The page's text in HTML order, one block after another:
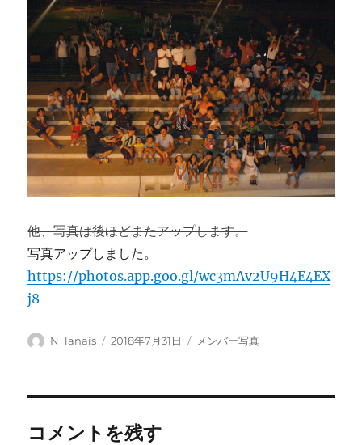
他、写真は後ほどまたアップします。
写真アップしました。
https://photos.app.goo.gl/wc3mAv2U9H4E4EX
j8
投
N_lanais
投
2018年7月31日
カ
メンバー写真
コメントを残す